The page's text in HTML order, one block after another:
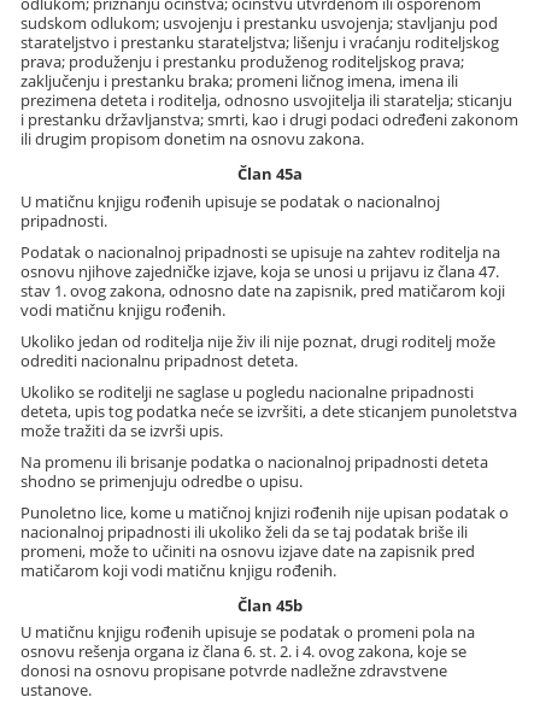
sudskom odlukom; usvojenju i prestanku usvojenja; stavljanju pod
starateljstvo i prestanku starateljstva; lišenju i vraćanju roditeljskog
prava; produženju i prestanku produženog roditeljskog prava;
zaključenju i prestanku braka; promeni ličnog imena, imena ili
prezimena deteta i roditelja, odnosno usvojitelja ili staratelja; sticanju
i prestanku državljanstva; smrti, kao i drugi podaci određeni zakonom
ili drugim propisom donetim na osnovu zakona.
Član 45a
U matičnu knjigu rođenih upisuje se podatak o nacionalnoj
pripadnosti.
Podatak o nacionalnoj pripadnosti se upisuje na zahtev roditelja na
osnovu njihove zajedničke izjave, koja se unosi u prijavu iz člana 47.
stav 1. ovog zakona, odnosno date na zapisnik, pred matičarom koji
vodi matičnu knjigu rođenih.
Ukoliko jedan od roditelja nije živ ili nije poznat, drugi roditelj može
odrediti nacionalnu pripadnost deteta.
Ukoliko se roditelji ne saglase u pogledu nacionalne pripadnosti
deteta, upis tog podatka neće se izvršiti, a dete sticanjem punoletstva
može tražiti da se izvrši upis.
Na promenu ili brisanje podatka o nacionalnoj pripadnosti deteta
shodno se primenjuju odredbe o upisu.
Punoletno lice, kome u matičnoj knjizi rođenih nije upisan podatak o
nacionalnoj pripadnosti ili ukoliko želi da se taj podatak briše ili
promeni, može to učiniti na osnovu izjave date na zapisnik pred
matičarom koji vodi matičnu knjigu rođenih.
Član 45b
U matičnu knjigu rođenih upisuje se podatak o promeni pola na
osnovu rešenja organa iz člana 6. st. 2. i 4. ovog zakona, koje se
donosi na osnovu propisane potvrde nadležne zdravstvene
ustanove.